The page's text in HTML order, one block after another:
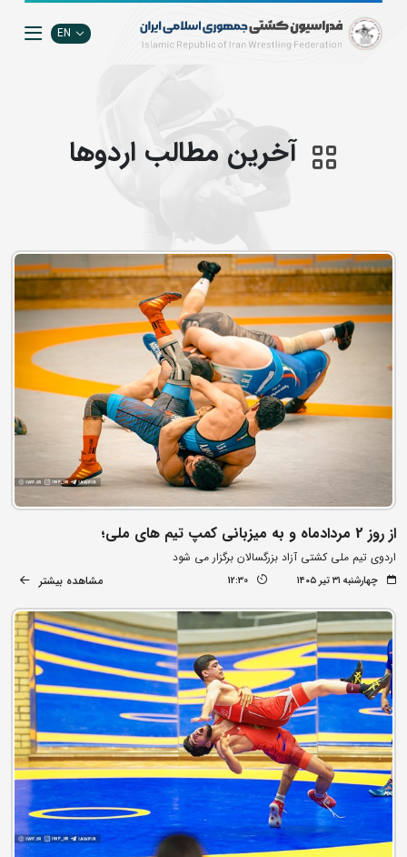
EN
آخرین مطالب اردوها
از روز 2 مردادماه و به میزبانی کمپ تیم های ملی؛
اردوی تیم ملی کشتی آزاد بزرگسالان برگزار می شود
چهارشنبه ۳۱ تیر ۱۴۰۵ 12:30 مشاهده بیشتر